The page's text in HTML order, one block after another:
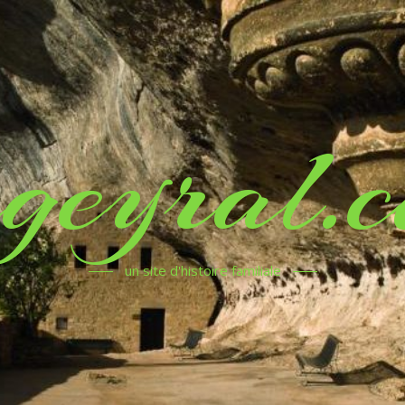
un site d'histoire familiale